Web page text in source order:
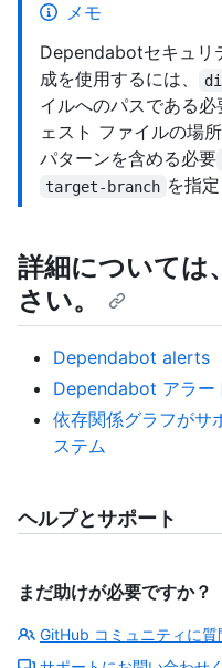
メモ
Dependabotセキュリ
成を使用するには、
イルへのパスである
ェスト ファイルの場
パターンを含める必要
target-branch を指
詳細については
さい。
Dependabot alerts
Dependabot アラー
依存関係グラフがサ
ステム
ヘルプとサポート
まだ助けが必要ですか？
GitHub コミュニティに質